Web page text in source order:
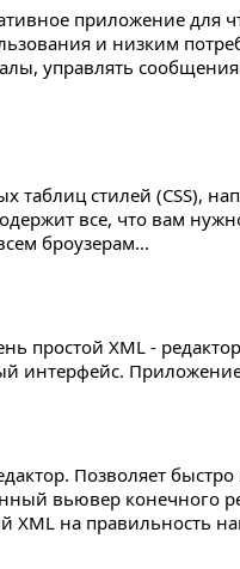
приложение для
и низким
управлять
таблиц стилей (CSS),
все, что вам
броузерам...
простой XML -
интерфейс.
Позволяет быстро
вьювер конечного
XML на правильность